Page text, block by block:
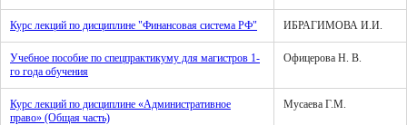
Курс лекций по дисциплине "Финансовая система РФ" ИБРАГИМОВА И.И.
Учебное пособие по спецпрактикуму для магистров 1-
го года обучения
Офицерова Н. В.
Курс лекций по дисциплине «Административное
право» (Общая часть)
Мусаева Г.М.